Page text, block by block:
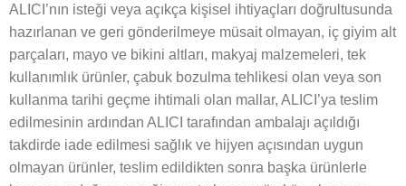
ALICI’nın isteği veya açıkça kişisel ihtiyaçları doğrultusunda
hazırlanan ve geri gönderilmeye müsait olmayan, iç giyim alt
parçaları, mayo ve bikini altları, makyaj malzemeleri, tek
kullanımlık ürünler, çabuk bozulma tehlikesi olan veya son
kullanma tarihi geçme ihtimali olan mallar, ALICI’ya teslim
edilmesinin ardından ALICI tarafından ambalajı açıldığı
takdirde iade edilmesi sağlık ve hijyen açısından uygun
olmayan ürünler, teslim edildikten sonra başka ürünlerle